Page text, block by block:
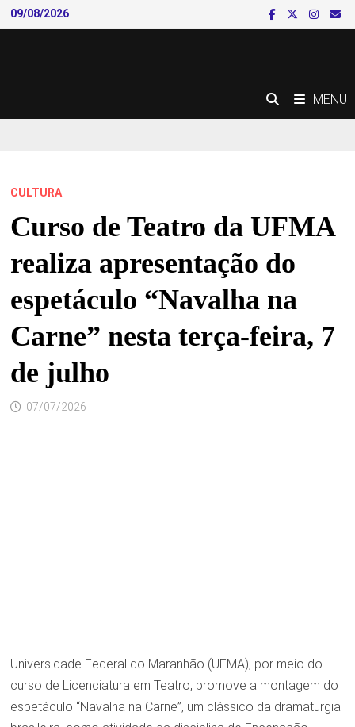
Skip
to
09/08/2026
MENU
CULTURA
Curso de Teatro da UFMA
realiza apresentação do
espetáculo “Navalha na
Carne” nesta terça-feira, 7
de julho
07/07/2026
Universidade Federal do Maranhão (UFMA), por meio do
curso de Licenciatura em Teatro, promove a montagem do
espetáculo “Navalha na Carne”, um clássico da dramaturgia